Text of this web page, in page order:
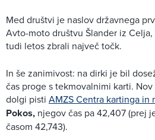
Med društvi je naslov državnega
Avto-moto društvu Šlander iz
tudi letos zbrali največ točk.
In še zanimivost: na dirki je bil
čas proge s tekmovalnimi karti.
dolgi pisti AMZS Centra kartinga in
Pokos, njegov čas pa 42,407 (prej
časom 42,743).